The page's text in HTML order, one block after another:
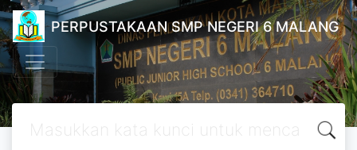
PERPUSTAKAAN SMP NEGERI 6 MALANG